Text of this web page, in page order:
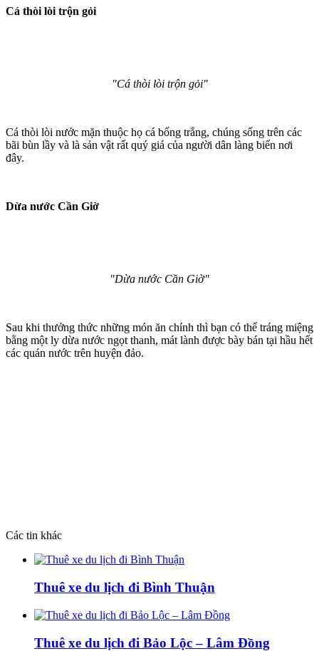
Cá thòi lòi trộn gỏi
"Cá thòi lòi trộn gỏi"
Cá thòi lòi nước mặn thuộc họ cá bống trắng, chúng sống trên các
bãi bùn lầy và là sản vật rất quý giá của người dân làng biển nơi
đây.
Dừa nước Cần Giờ
"Dừa nước Cần Giờ"
Sau khi thưởng thức những món ăn chính thì bạn có thể tráng miệng
bằng một ly dừa nước ngọt thanh, mát lành được bày bán tại hầu hết
các quán nước trên huyện đảo.
Các tin khác
Thuê xe du lịch đi Bình Thuận
Thuê xe du lịch đi Bảo Lộc – Lâm Đồng